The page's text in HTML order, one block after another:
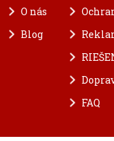
O nás
Blog
FAQ